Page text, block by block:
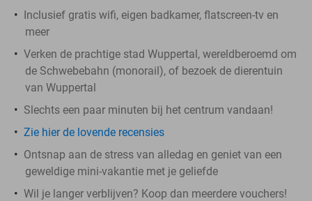
Inclusief gratis wifi, eigen badkamer, flatscreen-tv en
meer
Verken de prachtige stad Wuppertal, wereldberoemd om
de Schwebebahn (monorail), of bezoek de dierentuin
van Wuppertal
Slechts een paar minuten bij het centrum vandaan!
Zie hier de lovende recensies
Ontsnap aan de stress van alledag en geniet van een
geweldige mini-vakantie met je geliefde
Wil je langer verblijven? Koop dan meerdere vouchers!